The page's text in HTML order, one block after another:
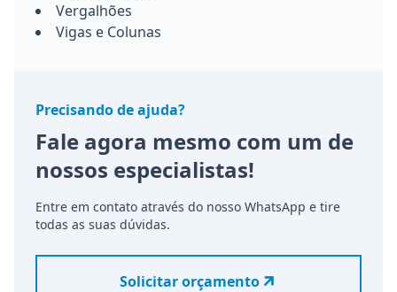
Vergalhões
Vigas e Colunas
Precisando de ajuda?
Fale agora mesmo com um de
nossos especialistas!
Entre em contato através do nosso WhatsApp e tire
todas as suas dúvidas.
Solicitar orçamento